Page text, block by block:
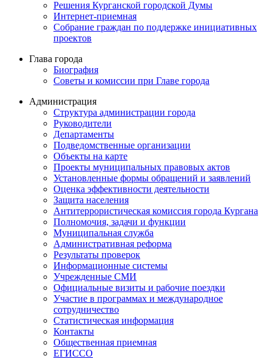
Решения Курганской городской Думы
Интернет-приемная
Собрание граждан по поддержке инициативных
проектов
Глава города
Биография
Советы и комиссии при Главе города
Администрация
Структура администрации города
Руководители
Департаменты
Подведомственные организации
Объекты на карте
Проекты муниципальных правовых актов
Установленные формы обращений и заявлений
Оценка эффективности деятельности
Защита населения
Антитеррористическая комиссия города Кургана
Полномочия, задачи и функции
Муниципальная служба
Административная реформа
Результаты проверок
Информационные системы
Учрежденные СМИ
Официальные визиты и рабочие поездки
Участие в программах и международное
сотрудничество
Статистическая информация
Контакты
Общественная приемная
ЕГИССО